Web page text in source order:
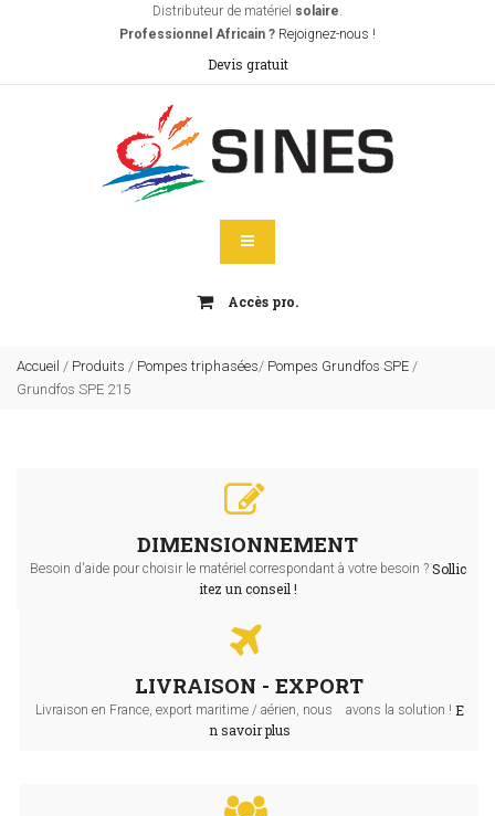
Distributeur de matériel solaire.
Professionnel Africain ? Rejoignez-nous !
Devis gratuit
Accès pro.
Accueil / Produits / Pompes triphasées/ Pompes Grundfos SPE /
Grundfos SPE 215
DIMENSIONNEMENT
Besoin d'aide pour choisir le matériel correspondant à votre besoin ? Sollic
itez un conseil !
LIVRAISON - EXPORT
Livraison en France, export maritime / aérien, nous avons la solution ! E
n savoir plus